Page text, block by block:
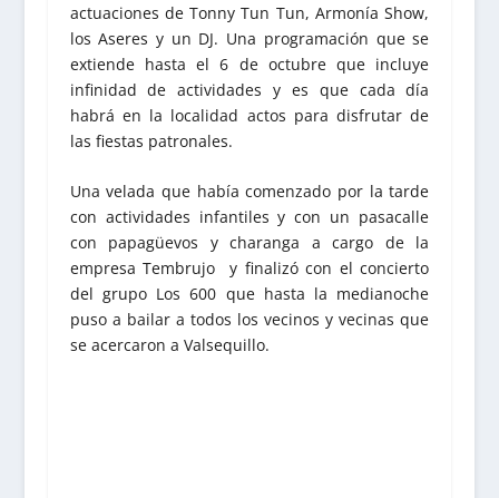
actuaciones de Tonny Tun Tun, Armonía Show,
los Aseres y un DJ. Una programación que se
extiende hasta el 6 de octubre que incluye
infinidad de actividades y es que cada día
habrá en la localidad actos para disfrutar de
las fiestas patronales.
Una velada que había comenzado por la tarde
con actividades infantiles y con un pasacalle
con papagüevos y charanga a cargo de la
empresa Tembrujo y finalizó con el concierto
del grupo Los 600 que hasta la medianoche
puso a bailar a todos los vecinos y vecinas que
se acercaron a Valsequillo.